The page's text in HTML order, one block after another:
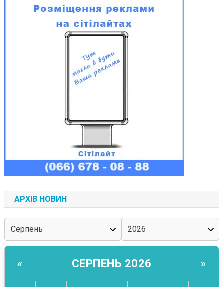
АРХІВ НОВИН
« СЕРПЕНЬ 2026 »